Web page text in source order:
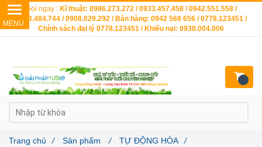
Trang chủ / Sản phẩm / TỰ ĐỘNG HÓA
/
Gọi ngay : Kĩ thuật: 0986.273.272 / 0933.457.458 / 0942.551.558 /
0903.484.744 / 0908.029.292 / Bán hàng: 0942 568 656 / 0778.123451 /
Chính sách đại lý 0778.123451 / Khiếu nại: 0938.004.006